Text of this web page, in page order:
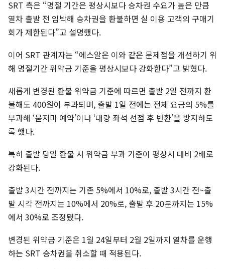
SRT 측은 “명절 기간은 평상시보다 승차권 수요가 높은 만큼
열차 출발 전 임박해 승차권을 환불하면 실 이용 고객의 구매기
회가 제한된다”고 설명했다.
이어 SRT 관계자는 “에스알은 이와 같은 문제점을 개선하기 위
해 명절기간 위약금 기준을 평상시보다 강화한다”고 밝혔다.
새롭게 변경된 환불 위약금 기준에 따르면 출발 2일 전까지 환
불해도 400원이 부과되며, 출발 1일 전에는 전체 요금의 5%를
부과해 ‘묻지마 예약’이나 ‘대량 좌석 선점 후 반환’을 방지하도
록 했다.
특히 출발 당일 환불 시 위약금 부과 기준이 평상시 대비 2배로
강화된다.
출발 3시간 전까지는 기존 5%에서 10%로, 출발 3시간 전~출
발 시각 전까지는 10%에서 20%로, 출발 후 20분까지는 15%
에서 30%로 조정됐다.
변경된 위약금 기준은 1월 24일부터 2월 2일까지 열차를 운행
하는 SRT 승차권을 취소할 때 적용된다.